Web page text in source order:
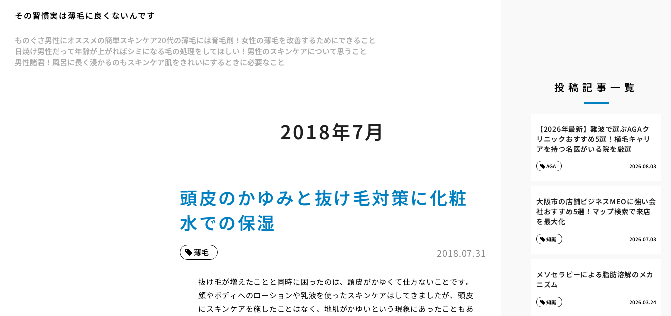
その習慣実は薄毛に良くないんです
ものぐさ男性にオススメの簡単スキンケア20代の薄毛には育毛剤！ 女性の薄毛を改善するためにできること
日焼け男性だって年齢が上がればシミになる毛の処理をしてほしい！ 男性のスキンケアについて思うこと
男性諸君！風呂に長く浸かるのもスキンケア肌をきれいにするときに必要なこと
2018年7月
頭皮のかゆみと抜け毛対策に化粧
水での保湿
2018.07.31
薄毛
抜け毛が増えたことと同時に困ったのは、頭皮がかゆくて仕方ないことです。
顔やボディへのローションや乳液を使ったスキンケアはしてきましたが、頭皮
にスキンケアを施したことはなく、地肌がかゆいという現象にあったこともあ
投稿記事一覧
【2026年最新】難波で選ぶAGAク
リニックおすすめ5選！植毛キャリ
アを持つ名医がいる院を厳選
2026.08.03
AGA
大阪市の店舗ビジネスMEOに強い会
社おすすめ5選！マップ検索で来店
を最大化
2026.07.03
知識
メソセラピーによる脂肪溶解のメカ
ニズム
2026.03.24
知識